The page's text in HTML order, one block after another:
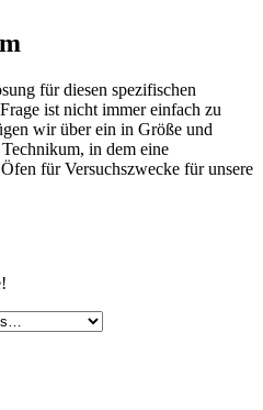
für diesen spezifischen
ist nicht immer einfach zu
wir über ein in Größe und
in dem eine
für Versuchszwecke für unsere